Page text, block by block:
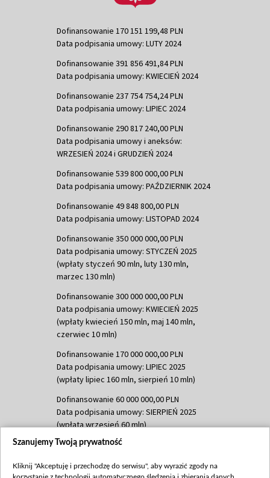
Dofinansowanie 170 151 199,48 PLN
Data podpisania umowy: LUTY 2024
Dofinansowanie 391 856 491,84 PLN
Data podpisania umowy: KWIECIEŃ 2024
Dofinansowanie 237 754 754,24 PLN
Data podpisania umowy: LIPIEC 2024
Dofinansowanie 290 817 240,00 PLN
Data podpisania umowy i aneksów:
WRZESIEŃ 2024 i GRUDZIEŃ 2024
Dofinansowanie 539 800 000,00 PLN
Data podpisania umowy: PAŹDZIERNIK 2024
Dofinansowanie 49 848 800,00 PLN
Data podpisania umowy: LISTOPAD 2024
Dofinansowanie 350 000 000,00 PLN
Data podpisania umowy: STYCZEŃ 2025
(wpłaty styczeń 90 mln, luty 130 mln,
marzec 130 mln)
Dofinansowanie 300 000 000,00 PLN
Data podpisania umowy: KWIECIEŃ 2025
(wpłaty kwiecień 150 mln, maj 140 mln,
czerwiec 10 mln)
Dofinansowanie 170 000 000,00 PLN
Data podpisania umowy: LIPIEC 2025
(wpłaty lipiec 160 mln, sierpień 10 mln)
Dofinansowanie 60 000 000,00 PLN
Data podpisania umowy: SIERPIEŃ 2025
(wpłata wrzesień 60 mln)
Dofinansowanie 635 783 051,21 PLN
(wpłata wrzesień 100 mln, październik 350
Szanujemy Twoją prywatność
Kliknij "Akceptuję i przechodzę do serwisu", aby wyrazić zgody na